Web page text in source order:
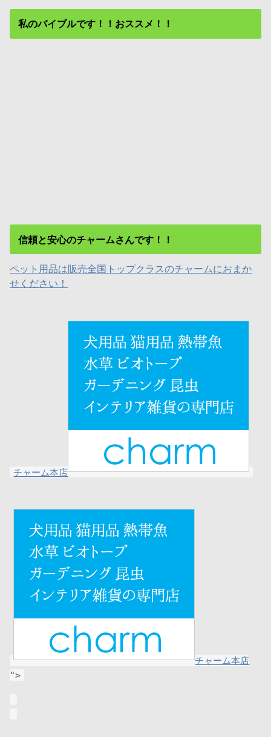
私のバイブルです！！おススメ！！
信頼と安心のチャームさんです！！
ペット用品は販売全国トップクラスのチャームにおまか
せください！
チャーム本店
チャーム本店
">